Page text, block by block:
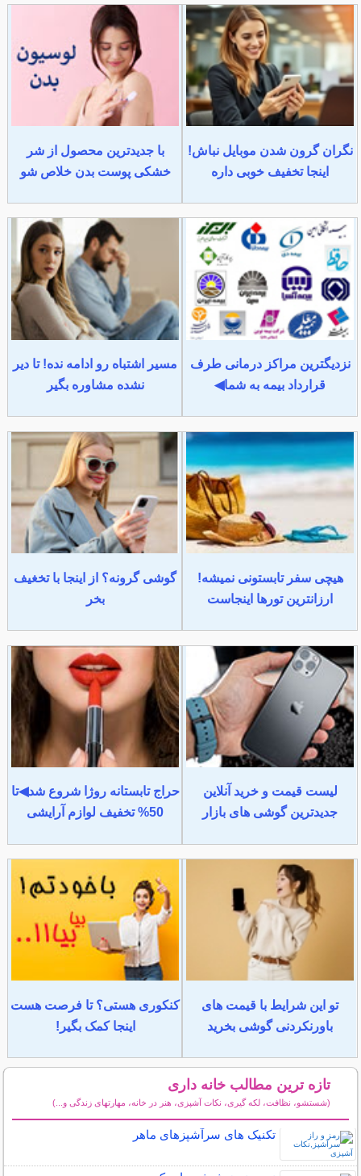
نگران گرون شدن موبایل نباش!
اینجا تخفیف خوبی داره
با جدیدترین محصول از شر
خشکی پوست بدن خلاص شو
نزدیگترین مراکز درمانی طرف
قرارداد بیمه به شما◀
مسیر اشتباه رو ادامه نده! تا دیر
نشده مشاوره بگیر
هیچی سفر تابستونی نمیشه!
ارزانترین تورها اینجاست
گوشی گرونه؟ از اینجا با تخغیف
بخر
لیست قیمت و خرید آنلاین
جدیدترین گوشی های بازار
حراج تابستانه روژا شروع شد◀تا
50% تخفیف لوازم آرایشی
تو این شرایط با قیمت های
باورنکردنی گوشی بخرید
کنکوری هستی؟ تا فرصت هست
اینجا کمک بگیر!
تازه ترین مطالب خانه داری
(شستشو، نظافت، لکه گیری، نکات آشپزی، هنر در خانه، مهارتهای زندگی و...)
تکنیک های سرآشپزهای ماهر